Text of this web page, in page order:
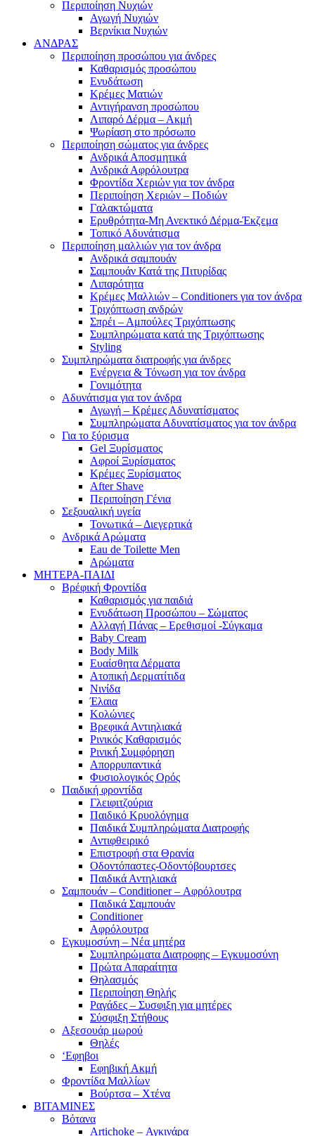
Περιποίηση Νυχιών
Αγωγή Νυχιών
Βερνίκια Νυχιών
ΑΝΔΡΑΣ
Περιποίηση προσώπου για άνδρες
Καθαρισμός προσώπου
Ενυδάτωση
Κρέμες Ματιών
Αντιγήρανση προσώπου
Λιπαρό Δέρμα – Ακμή
Ψωρίαση στο πρόσωπο
Περιποίηση σώματος για άνδρες
Ανδρικά Αποσμητικά
Ανδρικά Αφρόλουτρα
Φροντίδα Χεριών για τον άνδρα
Περιποίηση Χεριών – Ποδιών
Γαλακτώματα
Ερυθρότητα-Μη Ανεκτικό Δέρμα-Έκζεμα
Τοπικό Αδυνάτισμα
Περιποίηση μαλλιών για τον άνδρα
Ανδρικά σαμπουάν
Σαμπουάν Κατά της Πιτυρίδας
Λιπαρότητα
Κρέμες Μαλλιών – Conditioners για τον άνδρα
Τριχόπτωση ανδρών
Σπρέι – Αμπούλες Τριχόπτωσης
Συμπληρώματα κατά της Τριχόπτωσης
Styling
Συμπληρώματα διατροφής για άνδρες
Ενέργεια & Τόνωση για τον άνδρα
Γονιμότητα
Αδυνάτισμα για τον άνδρα
Αγωγή – Κρέμες Αδυνατίσματος
Συμπληρώματα Αδυνατίσματος για τον άνδρα
Για το ξύρισμα
Gel Ξυρίσματος
Αφροί Ξυρίσματος
Κρέμες Ξυρίσματος
After Shave
Περιποίηση Γένια
Σεξουαλική υγεία
Τονωτικά – Διεγερτικά
Ανδρικά Αρώματα
Eau de Toilette Men
Αρώματα
ΜΗΤΕΡΑ-ΠΑΙΔΙ
Βρέφική Φροντίδα
Καθαρισμός για παιδιά
Ενυδάτωση Προσώπου – Σώματος
Αλλαγή Πάνας – Ερεθισμοί -Σύγκαμα
Baby Cream
Body Milk
Ευαίσθητα Δέρματα
Ατοπική Δερματίτιδα
Νινίδα
Έλαια
Κολώνιες
Βρεφικά Αντιηλιακά
Ρινικός Καθαρισμός
Ρινική Συμφόρηση
Απορρυπαντικά
Φυσιολογικός Ορός
Παιδική φροντίδα
Γλειφιτζούρια
Παιδικό Κρυολόγημα
Παιδικά Συμπληρώματα Διατροφής
Αντιφθειρικό
Επιστροφή στα Θρανία
Οδοντόπαστες-Οδοντόβουρτσες
Παιδικά Αντηλιακά
Σαμπουάν – Conditioner – Αφρόλουτρα
Παιδικά Σαμπουάν
Conditioner
Αφρόλουτρα
Εγκυμοσύνη – Νέα μητέρα
Συμπληρώματα Διατροφης – Εγκυμοσύνη
Πρώτα Απαραίτητα
Θηλασμός
Περιποίηση Θηλής
Ραγάδες – Συσφιξη για μητέρες
Σύσφιξη Στήθους
Αξεσουάρ μωρού
Θηλές
‘Εφηβοι
Εφηβική Ακμή
Φροντίδα Μαλλίων
Βούρτσα – Χτένα
ΒΙΤΑΜΙΝΕΣ
Βότανα
Artichoke – Αγκινάρα